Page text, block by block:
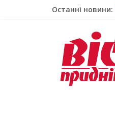
Останні новини: